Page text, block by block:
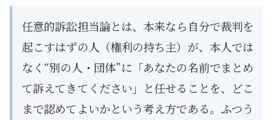
任意的訴訟担当論とは、本来なら自分で裁判を
起こすはずの人（権利の持ち主）が、本人では
なく“別の人・団体”に「あなたの名前でまとめ
て訴えてきてください」と任せることを、どこ
まで認めてよいかという考え方である。ふつう